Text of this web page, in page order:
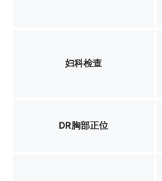
妇科检查
DR胸部正位